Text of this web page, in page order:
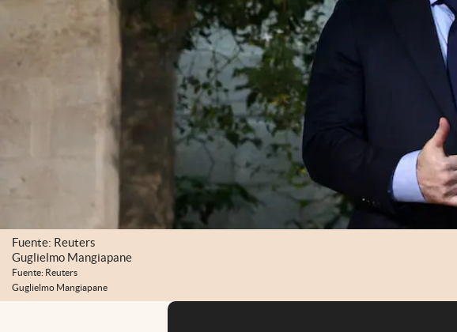
Fuente: Reuters
Guglielmo Mangiapane
Fuente: Reuters
Guglielmo Mangiapane